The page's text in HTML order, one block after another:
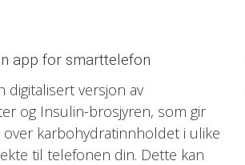
app for smarttelefon
digitalisert versjon av
og Insulin-brosjyren, som gir
over karbohydratinnholdet i ulike
til telefonen din. Dette kan